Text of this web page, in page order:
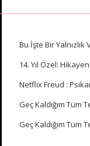
Bu İşte Bir Yalnızlık
14. Yıl Özel:
Netflix Freud :
Geç Kaldığım Tüm
Geç Kaldığım Tüm